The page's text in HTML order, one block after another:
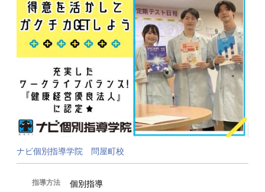
ナビ個別指導学院 問屋町校
指導方法 個別指導